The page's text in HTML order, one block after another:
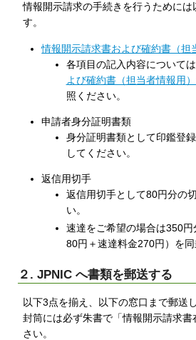
情報開示請求の手続きを行うためには
す。
情報開示請求書および確約書（担
各項目の記入内容について
よび確約書（担当者情報用
照ください。
申請者身分証明書類
身分証明書類として印鑑登
してください。
返信用切手
返信用切手として80円分の
い。
速達をご希望の場合は350
80円＋速達料金270円）を同
２. JPNIC へ書類を郵送する
以下3点を揃え、以下の窓口まで郵送
封筒には必ず朱書で「情報開示請求
さい。